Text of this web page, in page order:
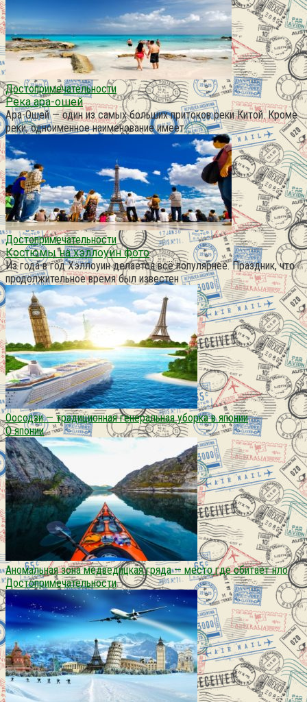
Достопримечательности
Река ара-ошей
Ара-Ошей — один из самых больших притоков реки Китой. Кроме
реки, одноименное наименование имеет
Достопримечательности
Костюмы на хэллоуин фото
Из года в год Хэллоуин делается всё популярнее. Праздник, что
продолжительное время был известен
Оосодзи — традиционная генеральная уборка в японии
О японии
Аномальная зона медведицкая гряда — место где обитает нло
Достопримечательности